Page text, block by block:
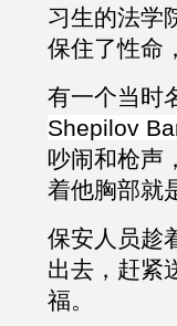
习生的法学
保住了性命
有一个当时
Shepilov
吵闹和枪声
着他胸部就
保安人员趁
出去，赶紧
福。